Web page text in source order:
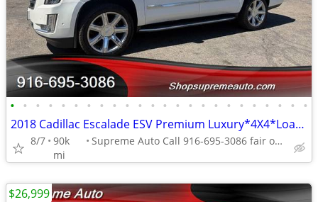
• • • • • • • • • • • • • • • • • • • • • • • •
2018 Cadillac Escalade ESV Premium Luxury*4X4*Loaded*DVD Player*
8/7 90k
mi
Supreme Auto Call 916-695-3086 fair oaks
$26,999